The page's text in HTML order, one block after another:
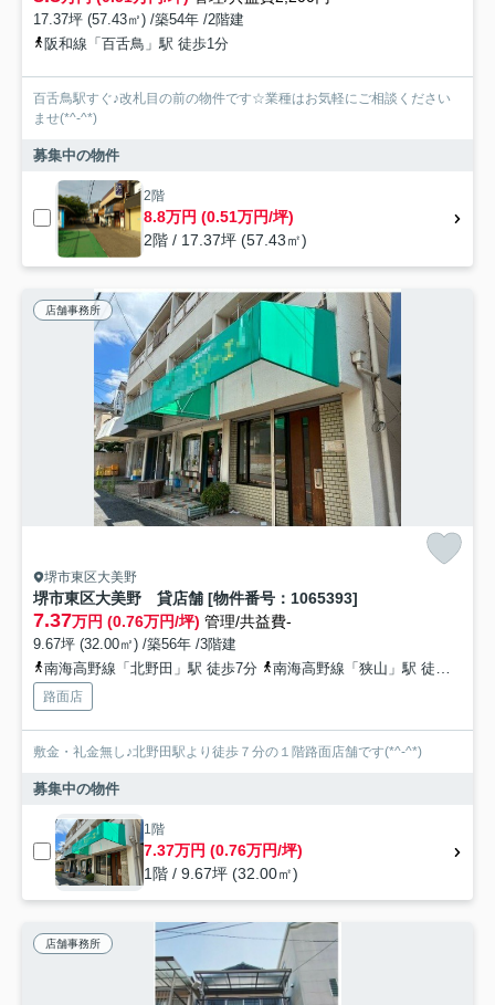
17.37坪 (57.43㎡) /築54年 /2階建
阪和線「百舌鳥」駅 徒歩1分
百舌鳥駅すぐ♪改札目の前の物件です☆業種はお気軽にご相談ください
ませ(*^-^*)
募集中の物件
2階
8.8万円 (0.51万円/坪)
2階 / 17.37坪 (57.43㎡)
店舗事務所
堺市東区大美野
堺市東区大美野 貸店舗 [物件番号：1065393]
7.37万円 (0.76万円/坪) 管理/共益費-
9.67坪 (32.00㎡) /築56年 /3階建
南海高野線「北野田」駅 徒歩7分
南海高野線「狭山」駅 徒歩21分
路面店
敷金・礼金無し♪北野田駅より徒歩７分の１階路面店舗です(*^-^*)
募集中の物件
1階
7.37万円 (0.76万円/坪)
1階 / 9.67坪 (32.00㎡)
店舗事務所